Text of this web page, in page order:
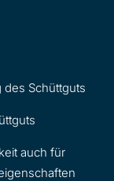
des Schüttguts
auch für